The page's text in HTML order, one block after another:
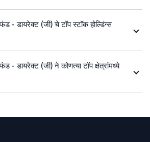
- डायरेक्ट (जी) चे टॉप स्टॉक होल्डिंग्स
- डायरेक्ट (जी) ने कोणत्या टॉप क्षेत्रांमध्ये